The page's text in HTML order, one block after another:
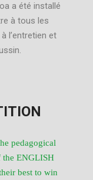
a été installé
à tous les
l’entretien et
pedagogical
ENGLISH
best to win